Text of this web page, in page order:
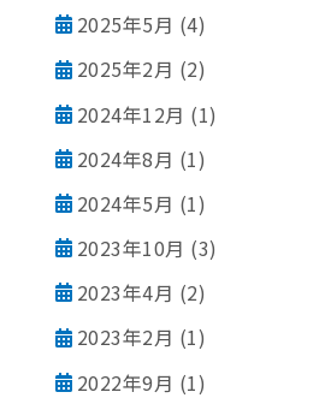
2025年5月 (4)
2025年2月 (2)
2024年12月 (1)
2024年8月 (1)
2024年5月 (1)
2023年10月 (3)
2023年4月 (2)
2023年2月 (1)
2022年9月 (1)